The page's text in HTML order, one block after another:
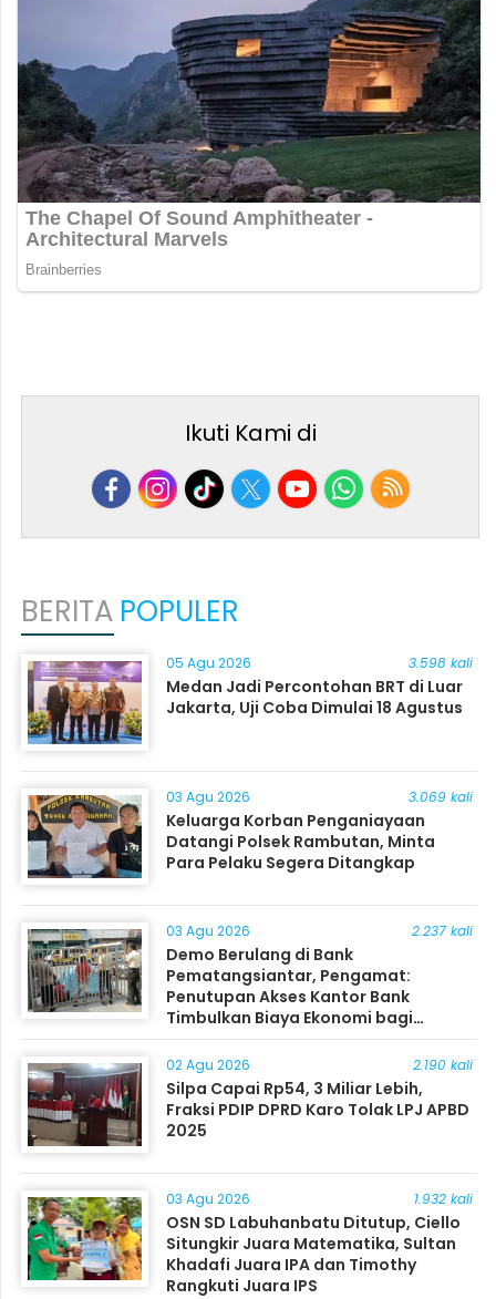
Ikuti Kami di
BERITA POPULER
05 Agu 2026 3.598 kali
Medan Jadi Percontohan BRT di Luar
Jakarta, Uji Coba Dimulai 18 Agustus
03 Agu 2026 3.069 kali
Keluarga Korban Penganiayaan
Datangi Polsek Rambutan, Minta
Para Pelaku Segera Ditangkap
03 Agu 2026 2.237 kali
Demo Berulang di Bank
Pematangsiantar, Pengamat:
Penutupan Akses Kantor Bank
Timbulkan Biaya Ekonomi bagi
Masyarakat
02 Agu 2026 2.190 kali
Silpa Capai Rp54, 3 Miliar Lebih,
Fraksi PDIP DPRD Karo Tolak LPJ APBD
2025
03 Agu 2026 1.932 kali
OSN SD Labuhanbatu Ditutup, Ciello
Situngkir Juara Matematika, Sultan
Khadafi Juara IPA dan Timothy
Rangkuti Juara IPS